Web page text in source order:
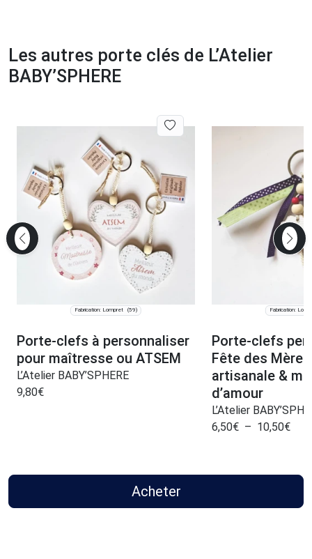
Les autres porte clés de L’Atelier
BABY’SPHERE
Fabrication: Lompret (59)
Porte-clefs à personnaliser
pour maîtresse ou ATSEM
L’Atelier BABY’SPHERE
9,80€
Fabrication:
Porte‑clefs
Fête des
artisanale &
d’amour
L’Atelier
6,50€ – 10,50€
Acheter